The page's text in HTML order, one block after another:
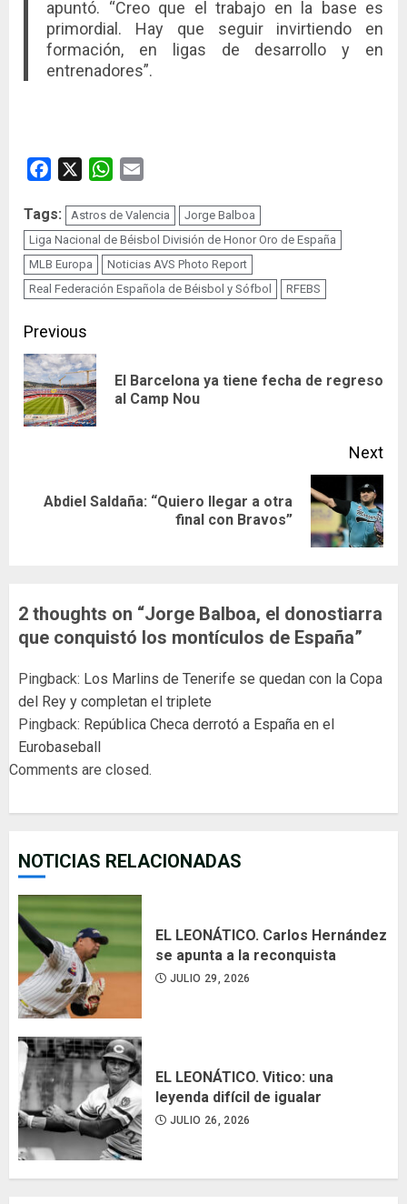
apuntó. “Creo que el trabajo en la base es
primordial. Hay que seguir invirtiendo en
formación, en ligas de desarrollo y en
entrenadores”.
Facebook WhatsApp
Tags: Astros de Valencia
Jorge Balboa
Liga Nacional de Béisbol División de Honor Oro de España
MLB Europa
Noticias AVS Photo Report
Real Federación Española de Béisbol y Sófbol
RFEBS
Continue
Reading
Previous
El Barcelona ya tiene fecha de regreso
al Camp Nou
Next
NextAbdiel Saldaña: “Quiero llegar a otra
final con Bravos”
2 thoughts on “Jorge Balboa, el donostiarra
que conquistó los montículos de España”
Pingback: Los Marlins de Tenerife se quedan con la Copa
del Rey y completan el triplete
Pingback: República Checa derrotó a España en el
Eurobaseball
Comments are closed.
NOTICIAS RELACIONADAS
EL LEONÁTICO. Carlos Hernández
se apunta a la reconquista
JULIO 29, 2026
EL LEONÁTICO. Vitico: una
leyenda difícil de igualar
JULIO 26, 2026